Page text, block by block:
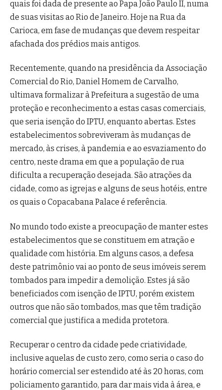
quais foi dada de presente ao Papa João Paulo II, numa
de suas visitas ao Rio de Janeiro. Hoje na Rua da
Carioca, em fase de mudanças que devem respeitar
afachada dos prédios mais antigos.
Recentemente, quando na presidência da Associação
Comercial do Rio, Daniel Homem de Carvalho,
ultimava formalizar à Prefeitura a sugestão de uma
proteção e reconhecimento a estas casas comerciais,
que seria isenção do IPTU, enquanto abertas. Estes
estabelecimentos sobreviveram às mudanças de
mercado, às crises, à pandemia e ao esvaziamento do
centro, neste drama em que a população de rua
dificulta a recuperação desejada. São atrações da
cidade, como as igrejas e alguns de seus hotéis, entre
os quais o Copacabana Palace é referência.
No mundo todo existe a preocupação de manter estes
estabelecimentos que se constituem em atração e
qualidade com história. Em alguns casos, a defesa
deste patrimônio vai ao ponto de seus imóveis serem
tombados para impedir a demolição. Estes já são
beneficiados com isenção de IPTU, porém existem
outros que não são tombados, mas que têm tradição
comercial que justifica a medida protetora.
Recuperar o centro da cidade pede criatividade,
inclusive aquelas de custo zero, como seria o caso do
horário comercial ser estendido até às 20 horas, com
policiamento garantido, para dar mais vida à área, e